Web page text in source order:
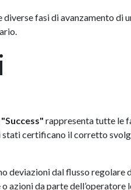
fasi di avanzamento di
"Success" rappresenta tutte le
stati certificano il corretto
deviazioni dal flusso regolare
azioni da parte dell’operatore